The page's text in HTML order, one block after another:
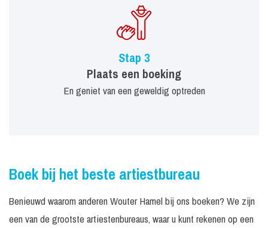
Stap 3
Plaats een boeking
En geniet van een geweldig optreden
Boek bij het beste artiestbureau
Benieuwd waarom anderen Wouter Hamel bij ons boeken? We zijn
een van de grootste artiestenbureaus, waar u kunt rekenen op een